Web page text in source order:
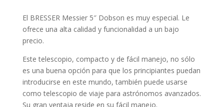
El BRESSER Messier 5″ Dobson es muy especial. Le
ofrece una alta calidad y funcionalidad a un bajo
precio.
Este telescopio, compacto y de fácil manejo, no sólo
es una buena opción para que los principiantes puedan
introducirse en este mundo, también puede usarse
como telescopio de viaje para astrónomos avanzados.
Su gran ventaja reside en su fácil manejo.